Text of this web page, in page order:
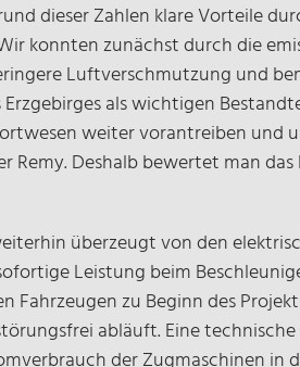
dieser Zahlen klare Vorteile
konnten zunächst durch die
Luftverschmutzung und
als wichtigen
weiter vorantreiben und
Remy. Deshalb bewertet man
überzeugt von den
Leistung beim
Fahrzeugen zu Beginn des
abläuft. Eine